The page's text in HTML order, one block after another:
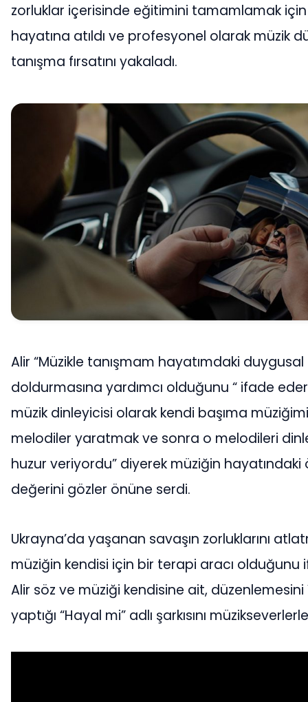
zorluklar içerisinde eğitimini tamamlamak için
hayatına atıldı ve profesyonel olarak müzik
tanışma fırsatını yakaladı.
Alir “Müzikle tanışmam hayatımdaki duygusal
doldurmasına yardımcı olduğunu “ ifade
müzik dinleyicisi olarak kendi başıma
melodiler yaratmak ve sonra o melodileri
huzur veriyordu” diyerek müziğin hayatındaki
değerini gözler önüne serdi.
Ukrayna’da yaşanan savaşın zorluklarını
müziğin kendisi için bir terapi aracı olduğunu
Alir söz ve müziği kendisine ait, düzenlemesini
yaptığı “Hayal mi” adlı şarkısını